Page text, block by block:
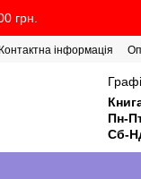
грн.
Контактна інформація
Пн-
Сб-